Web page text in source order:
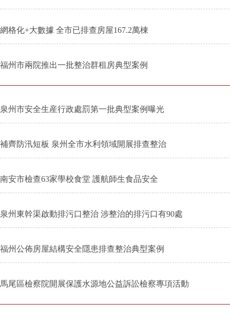
網格化+大數據 全市已排查房屋167.2萬棟
福州市兩院推出一批整治群租房典型案例
泉州市安全生産行政處罰第一批典型案例曝光
補齊防汛短板 泉州全市水利領域開展排查整治
南安市檢查63家學校食堂 護航師生食品安全
泉州東幹渠啟動排污口整治 涉整治的排污口有90處
福州公佈房屋結構安全隱患排查整治典型案例
馬尾區檢察院開展保護水源地公益訴訟檢察專項活動